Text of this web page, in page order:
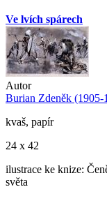
Ve lvích spárech
Autor
Burian Zdeněk (1905-
kvaš, papír
24 x 42
ilustrace ke knize:
světa